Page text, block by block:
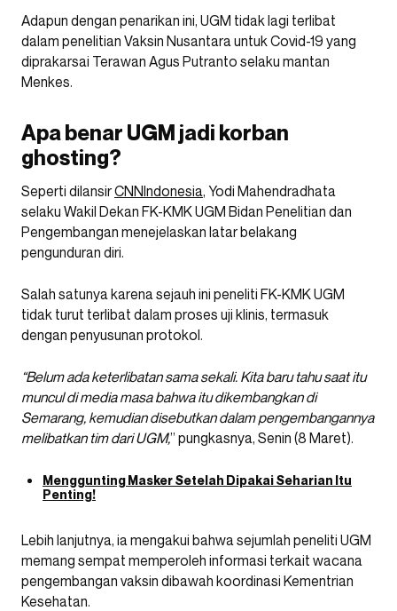
Adapun dengan penarikan ini, UGM tidak lagi terlibat
dalam penelitian Vaksin Nusantara untuk Covid-19 yang
diprakarsai Terawan Agus Putranto selaku mantan
Menkes.
Apa benar UGM jadi korban
ghosting?
Seperti dilansirCNNIndonesia, Yodi Mahendradhata
selaku Wakil Dekan FK-KMK UGM Bidan Penelitian dan
Pengembangan menejelaskan latar belakang
pengunduran diri.
Salah satunya karena sejauh ini peneliti FK-KMK UGM
tidak turut terlibat dalam proses uji klinis, termasuk
dengan penyusunan protokol.
“Belum ada keterlibatan sama sekali. Kita baru tahu saat itu
muncul di media masa bahwa itu dikembangkan di
Semarang, kemudian disebutkan dalam pengembangannya
melibatkan tim dari UGM,” pungkasnya, Senin (8 Maret).
Menggunting Masker Setelah Dipakai Seharian Itu
Penting!
Lebih lanjutnya, ia mengakui bahwa sejumlah peneliti UGM
memang sempat memperoleh informasi terkait wacana
pengembangan vaksin dibawah koordinasi Kementrian
Kesehatan.